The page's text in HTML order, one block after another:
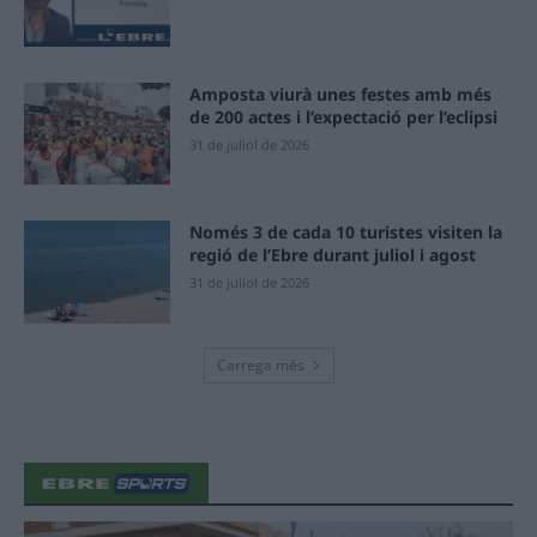
Amposta viurà unes festes amb més
de 200 actes i l’expectació per l’eclipsi
31 de juliol de 2026
Només 3 de cada 10 turistes visiten la
regió de l’Ebre durant juliol i agost
31 de juliol de 2026
Carrega més